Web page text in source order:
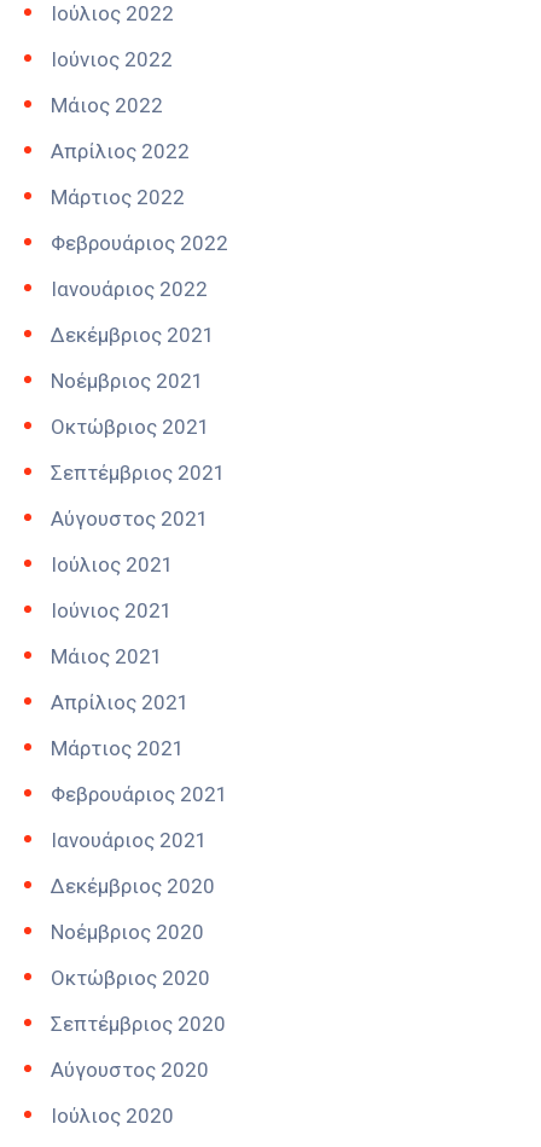
Ιούλιος 2022
Ιούνιος 2022
Μάιος 2022
Απρίλιος 2022
Μάρτιος 2022
Φεβρουάριος 2022
Ιανουάριος 2022
Δεκέμβριος 2021
Νοέμβριος 2021
Οκτώβριος 2021
Σεπτέμβριος 2021
Αύγουστος 2021
Ιούλιος 2021
Ιούνιος 2021
Μάιος 2021
Απρίλιος 2021
Μάρτιος 2021
Φεβρουάριος 2021
Ιανουάριος 2021
Δεκέμβριος 2020
Νοέμβριος 2020
Οκτώβριος 2020
Σεπτέμβριος 2020
Αύγουστος 2020
Ιούλιος 2020